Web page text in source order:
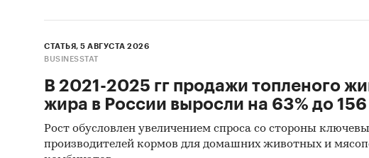
спроса на
Обосновать
партнерами
СТАТЬЯ, 5 АВГУСТА 2026
BUSINESSTAT
В 2021-2025 гг продажи топленого
жира в России выросли на 63% до
Рост обусловлен увеличением спроса со стороны
производителей кормов для домашних животных и